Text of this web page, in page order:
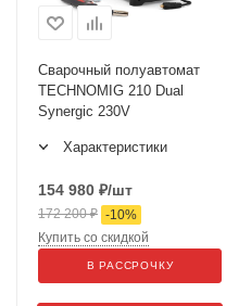
Сварочный полуавтомат
TECHNOMIG 210 Dual
Synergic 230V
Характеристики
154 980 ₽/шт
172 200₽ -10%
Купить со скидкой
В РАССРОЧКУ